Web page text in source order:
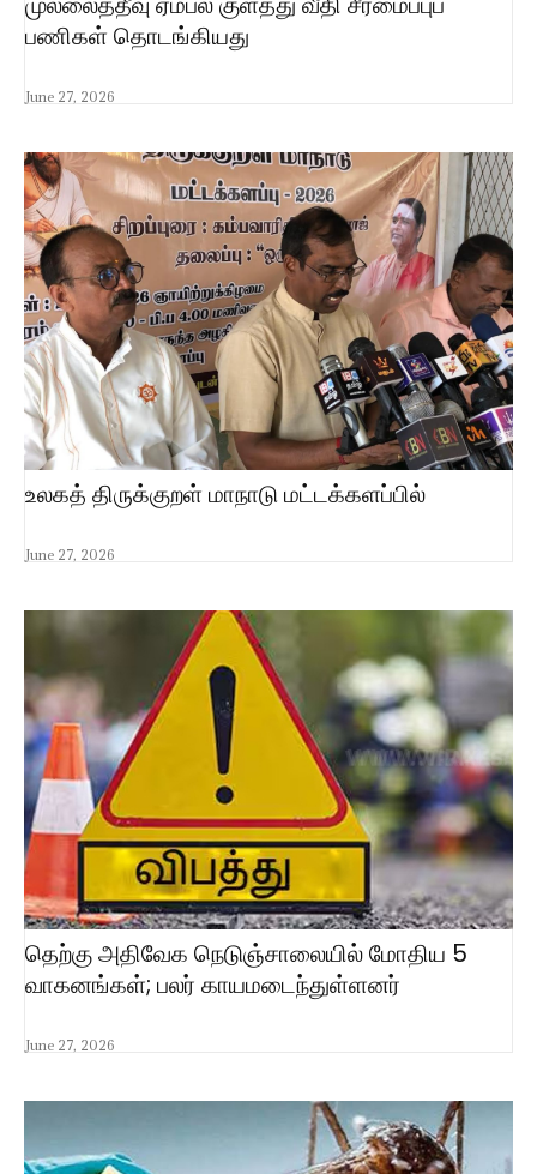
பணிகள் தொடங்கியது
June 27, 2026
உலகத் திருக்குறள் மாநாடு மட்டக்களப்பில்
June 27, 2026
தெற்கு அதிவேக நெடுஞ்சாலையில் மோதிய 5
வாகனங்கள்; பலர் காயமடைந்துள்ளனர்
June 27, 2026